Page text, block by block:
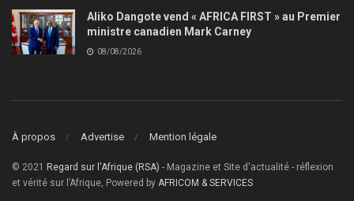
Aliko Dangote vend « AFRICA FIRST » au Premier
ministre canadien Mark Carney
08/08/2026
À propos Advertise Mention légale
© 2021 Regard sur l'Afrique (RSA) - Magazine et Site d'actualité - réflexion
et vérité sur l’Afrique, Powered by AFRICOM & SERVICES